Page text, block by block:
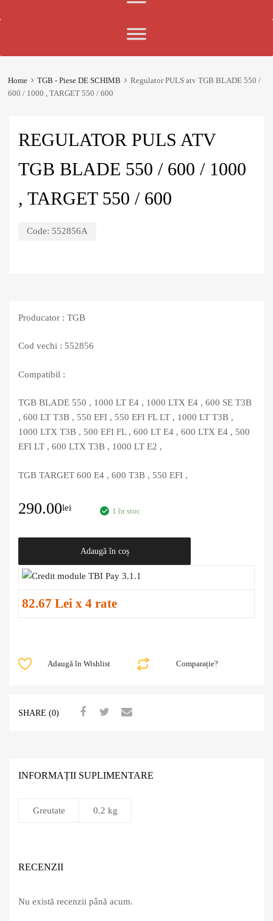
Home TGB - Piese DE SCHIMB
Regulator PULS atv TGB BLADE 550 /
600 / 1000 , TARGET 550 / 600
REGULATOR PULS ATV
TGB BLADE 550 / 600 / 1000
, TARGET 550 / 600
Code: 552856A
Producator : TGB
Cod vechi : 552856
Compatibil :
TGB BLADE 550 , 1000 LT E4 , 1000 LTX E4 , 600 SE T3B
, 600 LT T3B , 550 EFI , 550 EFI FL LT , 1000 LT T3B ,
1000 LTX T3B , 500 EFI FL , 600 LT E4 , 600 LTX E4 , 500
EFI LT , 600 LTX T3B , 1000 LT E2 ,
TGB TARGET 600 E4 , 600 T3B , 550 EFI ,
290.00lei 1 în stoc
Adaugă în coș
82.67 Lei x 4 rate
Comparație?
Adaugă în Wishlist
SHARE (0)
INFORMAȚII SUPLIMENTARE
Greutate 0.2 kg
RECENZII
Nu există recenzii până acum.